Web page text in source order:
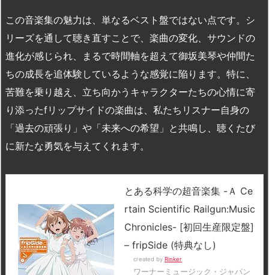
この音楽集の魅力は、単なるベスト盤ではない点です。シ
リーズを通して聴き直すことで、楽曲の変化、サウンドの
進化が感じられ、まるで時間軸を超えて御坂美琴や仲間た
ちの成長を追体験しているような感覚に陥ります。特に、
苦難を乗り越え、立ち向かうキャラクターたちの心情に寄
り添ったfリップサイドの楽曲は、私たちリスナー自身の
「過去の頑張り」や「未来への希望」と共鳴し、聴くたび
に新たな勇気を与えてくれます。
とある科学の超音楽集 -Ａ Ce
rtain Scientific Railgun:Music
Chronicles- [初回生産限定盤]
– fripSide (特典なし)
created by Rinker
ワーナーミュージック・ジャパン